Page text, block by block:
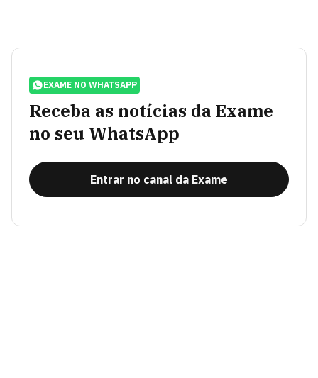
EXAME NO WHATSAPP
Receba as notícias da Exame
no seu WhatsApp
Entrar no canal da Exame